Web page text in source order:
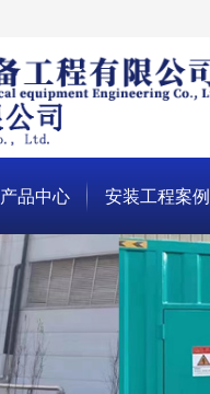
产品中心 安装工程案例